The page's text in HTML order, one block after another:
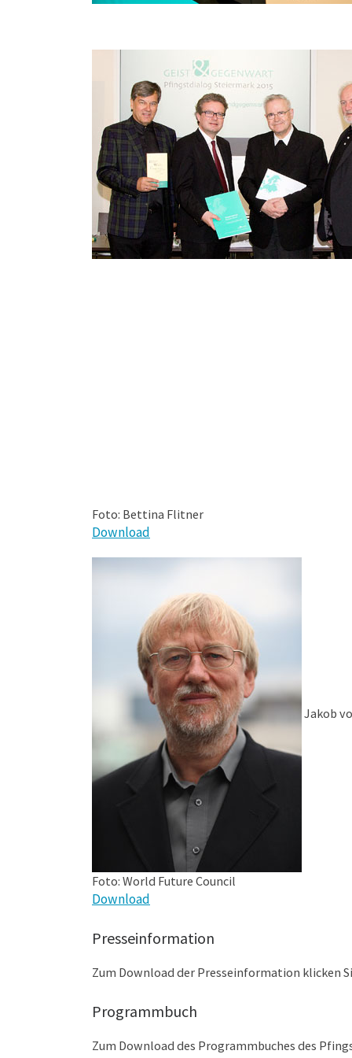
Foto: Bettina Flitner
Download
Jakob
Foto: World Future Council
Download
Presseinformation
Zum Download der Presseinformation klicken
Programmbuch
Zum Download des Programmbuches des